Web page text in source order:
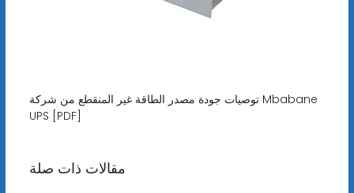
توصيات جودة مصدر الطاقة غير المنقطع من شركة Mbabane
UPS [PDF]
مقالات ذات صلة